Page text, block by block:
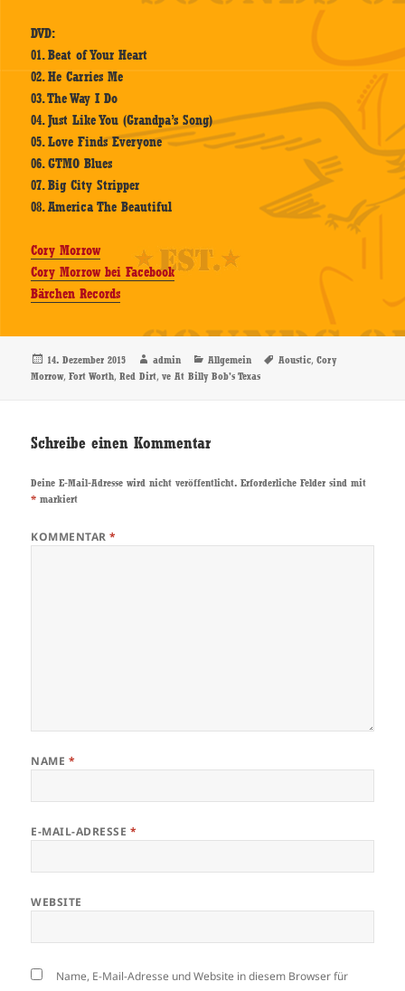
DVD:
01. Beat of Your Heart
02. He Carries Me
03. The Way I Do
04. Just Like You (Grandpa’s Song)
05. Love Finds Everyone
06. GTMO Blues
07. Big City Stripper
08. America The Beautiful
Cory Morrow
Cory Morrow bei Facebook
Bärchen Records
Veröffentlicht
am
14. Dezember 2015 Autor
admin Kategorien
Allgemein Schlagwörter
Aoustic,Cory
Morrow,Fort Worth,Red Dirt,ve At Billy Bob's Texas
Schreibe einen Kommentar
Deine E-Mail-Adresse wird nicht veröffentlicht. Erforderliche Felder sind mit
* markiert
KOMMENTAR*
NAME *
E-MAIL-ADRESSE *
WEBSITE
Name, E-Mail-Adresse und Website in diesem Browser für